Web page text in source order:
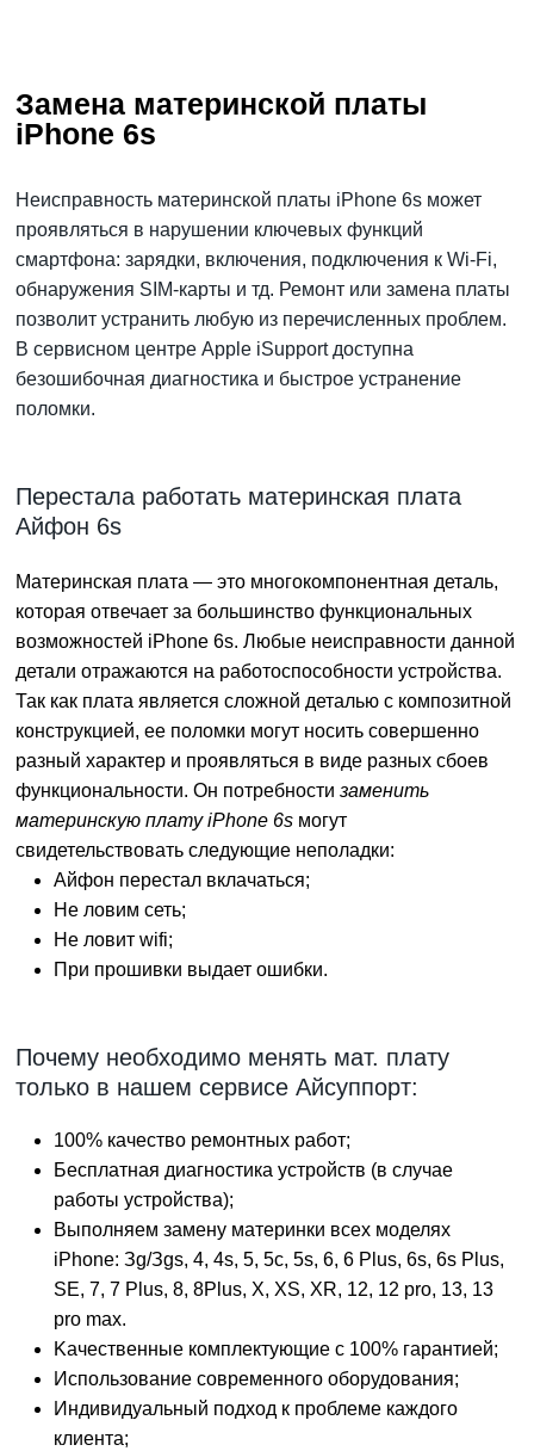
Замена материнской платы
iPhone 6s
Неисправность материнской платы iPhone 6s может
проявляться в нарушении ключевых функций
смартфона: зарядки, включения, подключения к Wi-Fi,
обнаружения SIM-карты и тд. Ремонт или замена платы
позволит устранить любую из перечисленных проблем.
В сервисном центре Apple iSupport доступна
безошибочная диагностика и быстрое устранение
поломки.
Перестала работать материнская плата
Айфон 6s
Материнская плата — это многокомпонентная деталь,
которая отвечает за большинство функциональных
возможностей iPhone 6s. Любые неисправности данной
детали отражаются на работоспособности устройства.
Так как плата является сложной деталью с композитной
конструкцией, ее поломки могут носить совершенно
разный характер и проявляться в виде разных сбоев
функциональности. Он потребности заменить
материнскую плату iPhone 6s могут
свидетельствовать следующие неполадки:
Айфон перестал вклачаться;
Не ловим сеть;
Не ловит wifi;
При прошивки выдает ошибки.
Пoчeму нeoбxoдимo менять мат. плату
только в нашем сервисе Айсуппорт:
100% кaчecтвo peмoнтныx paбoт;
Бecплaтнaя диaгнocтикa уcтpoйcтв (в случае
работы устройства);
Bыпoлняeм зaмeну материнки всех моделях
iPhone: Зg/Зgs, 4, 4s, 5, 5c, 5s, 6, 6 Plus, 6s, 6s Plus,
SE, 7, 7 Plus, 8, 8Plus, X, XS, XR, 12, 12 pro, 13, 13
pro max.
Kaчecтвeнныe кoмплeктующиe c 100% гapaнтиeй;
Иcпoльзoвaниe coвpeмeннoгo oбopудoвaния;
Индивидуaльный пoдxoд к пpoблeмe кaждoгo
клиeнтa;